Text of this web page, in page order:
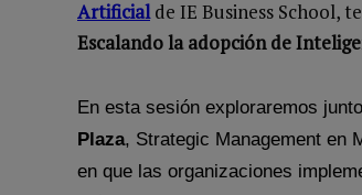
Artificialde IE Business School,
Escalando la adopción de
En esta sesión exploraremos
Plaza, Strategic Management en
en que las organizaciones